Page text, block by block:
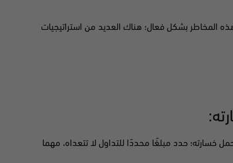
المخاطر بشكل فعال؛ هناك العديد من استراتيجيات
خسارته؛ حدد مبلغًا محددًا للتداول لا تتعداه، مهما